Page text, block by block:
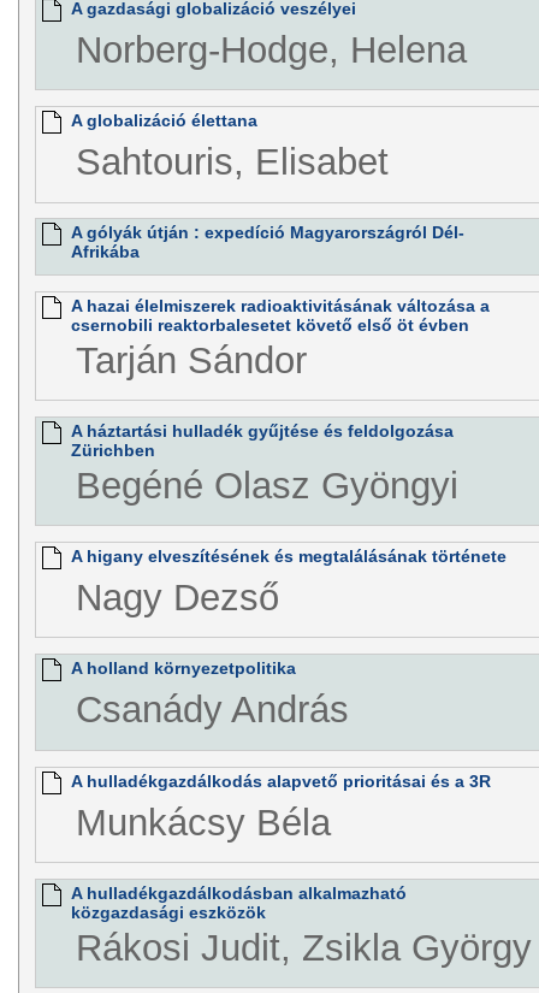
A gazdasági globalizáció veszélyei
Norberg-Hodge, Helena
A globalizáció élettana
Sahtouris, Elisabet
A gólyák útján : expedíció Magyarországról Dél-
Afrikába
A hazai élelmiszerek radioaktivitásának változása a
csernobili reaktorbalesetet követő első öt évben
Tarján Sándor
A háztartási hulladék gyűjtése és feldolgozása
Zürichben
Begéné Olasz Gyöngyi
A higany elveszítésének és megtalálásának története
Nagy Dezső
A holland környezetpolitika
Csanády András
A hulladékgazdálkodás alapvető prioritásai és a 3R
Munkácsy Béla
A hulladékgazdálkodásban alkalmazható
közgazdasági eszközök
Rákosi Judit, Zsikla György